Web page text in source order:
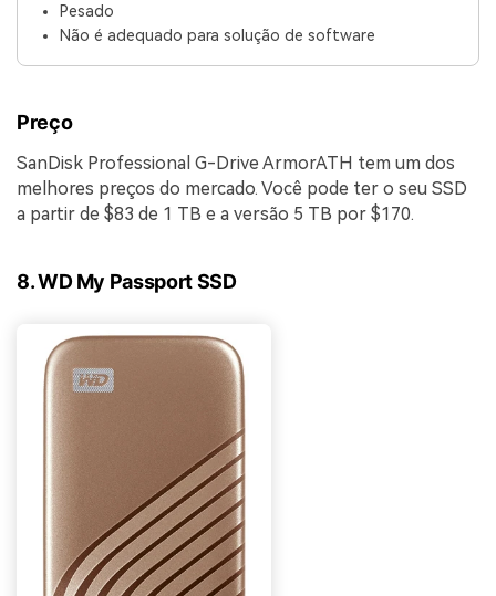
Pesado
Não é adequado para solução de software
Preço
SanDisk Professional G-Drive ArmorATH tem um dos
melhores preços do mercado. Você pode ter o seu SSD
a partir de $83 de 1 TB e a versão 5 TB por $170.
8. WD My Passport SSD